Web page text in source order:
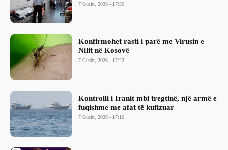
7 Gusht, 2026 - 17:56
Konfirmohet rasti i parë me Virusin e
Nilit në Kosovë
7 Gusht, 2026 - 17:22
Kontrolli i Iranit mbi tregtinë, një armë e
fuqishme me afat të kufizuar
7 Gusht, 2026 - 17:16